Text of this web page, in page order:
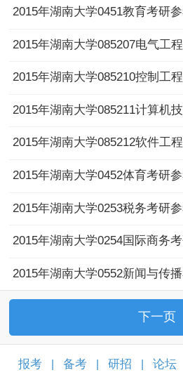
下一页
报考 备考 研招 论坛